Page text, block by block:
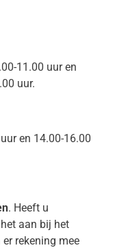
11.00 uur en
uur.
en 14.00-16.00
. Heeft u
aan bij het
rekening mee